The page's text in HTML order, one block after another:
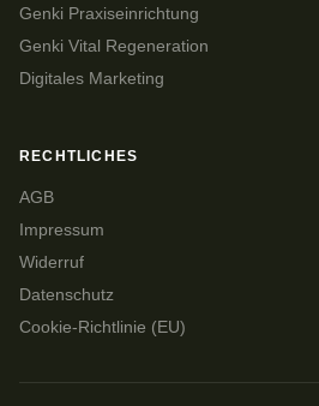
Genki Praxiseinrichtung
Genki Vital Regeneration
Digitales Marketing
RECHTLICHES
AGB
Impressum
Widerruf
Datenschutz
Cookie-Richtlinie (EU)